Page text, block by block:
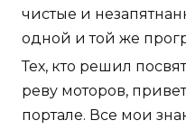
чистые и
одной и той же
Тех, кто решил
реву моторов,
портале. Все мои